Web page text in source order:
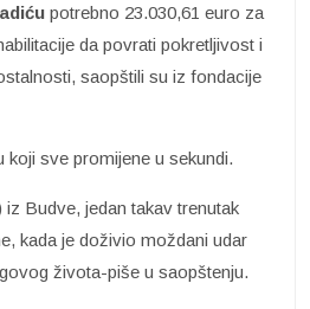
potrebno 23.030,61 euro za
da povrati pokretljivost i
saopštili su iz fondacije
sve promijene u sekundi.
iz Budve, jedan takav trenutak
kada je doživio moždani udar
života-piše u saopštenju.